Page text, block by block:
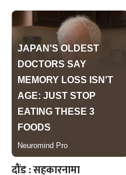
दौंड : सहकारनामा